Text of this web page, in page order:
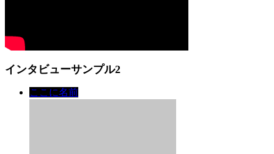
インタビューサンプル2
ここに名前